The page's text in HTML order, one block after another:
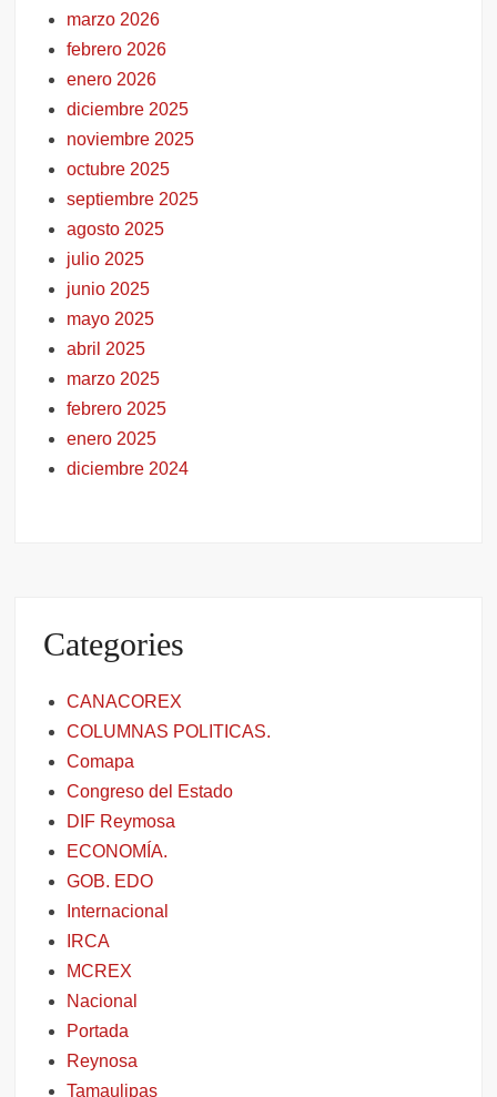
marzo 2026
febrero 2026
enero 2026
diciembre 2025
noviembre 2025
octubre 2025
septiembre 2025
agosto 2025
julio 2025
junio 2025
mayo 2025
abril 2025
marzo 2025
febrero 2025
enero 2025
diciembre 2024
Categories
CANACOREX
COLUMNAS POLITICAS.
Comapa
Congreso del Estado
DIF Reymosa
ECONOMÍA.
GOB. EDO
Internacional
IRCA
MCREX
Nacional
Portada
Reynosa
Tamaulipas